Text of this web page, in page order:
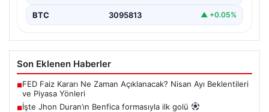
BTC 3095813 ▲ +0.05%
Son Eklenen Haberler
■FED Faiz Kararı Ne Zaman Açıklanacak? Nisan Ayı Beklentileri
ve Piyasa Yönleri
■İşte Jhon Duran’ın Benfica formasıyla ilk golü